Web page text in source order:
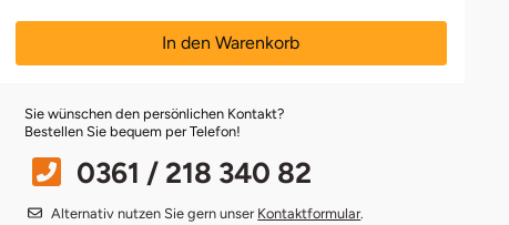
In den Warenkorb
Sie wünschen den persönlichen Kontakt?
Bestellen Sie bequem per Telefon!
0361 / 218 340 82
Alternativ nutzen Sie gern unser Kontaktformular.